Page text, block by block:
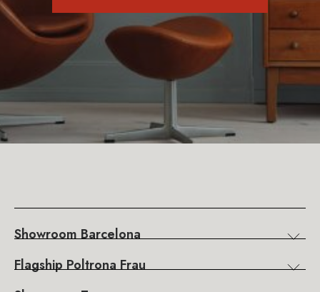
Showroom Barcelona
Flagship Poltrona Frau